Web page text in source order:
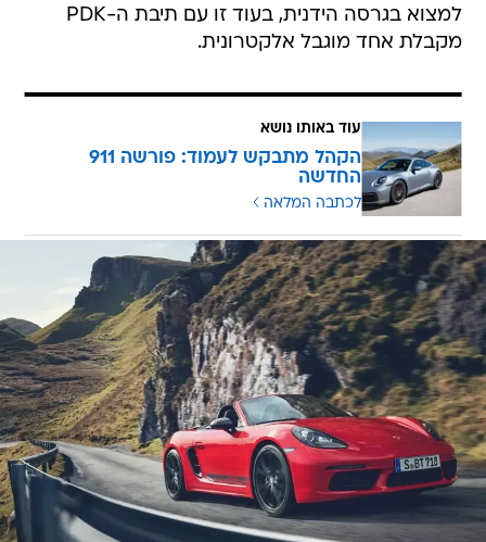
למצוא בגרסה הידנית, בעוד זו עם תיבת ה-PDK
מקבלת אחד מוגבל אלקטרונית.
עוד באותו נושא
הקהל מתבקש לעמוד: פורשה 911
החדשה
לכתבה המלאה